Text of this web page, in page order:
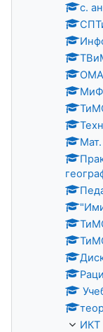
с.
ОМА
ИКТ